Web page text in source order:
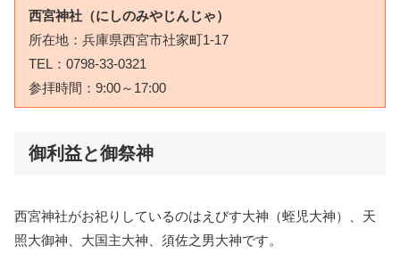
西宮神社（にしのみやじんじゃ）
所在地：兵庫県西宮市社家町1-17
TEL：0798-33-0321
参拝時間：9:00～17:00
御利益と御祭神
西宮神社がお祀りしているのはえびす大神（蛭児大神）、天
照大御神、大国主大神、須佐之男大神です。